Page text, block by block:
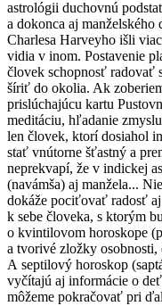
astrológii duchovnú
a dokonca aj
Charlesa Harveyho išli
vidia v inom. Postavenie
človek schopnosť radovať
šíriť do okolia. Ak
prislúchajúcu kartu
meditáciu, hľadanie
len človek, ktorí dosiahol
stať vnútorne šťastný a
neprekvapí, že v indickej
(navámša) aj manžela...
dokáže pociťovať radosť
k sebe človeka, s ktorým
o kvintilovom horoskope
a tvorivé zložky
A septilový horoskop
vyčítajú aj informácie o
môžeme pokračovať pri